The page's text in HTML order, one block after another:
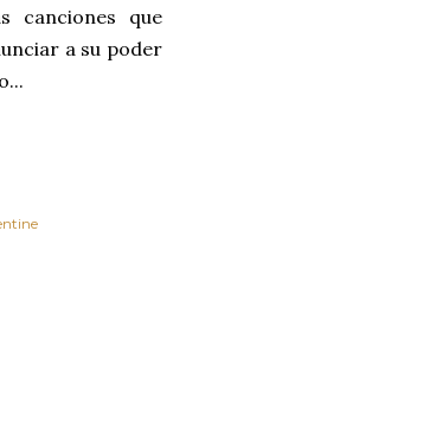
canciones que
a su poder